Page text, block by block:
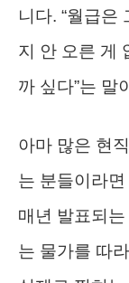
니다. “월급은
지 안 오른 게
까 싶다”는 말
아마 많은 현
는 분들이라
매년 발표되
는 물가를 따